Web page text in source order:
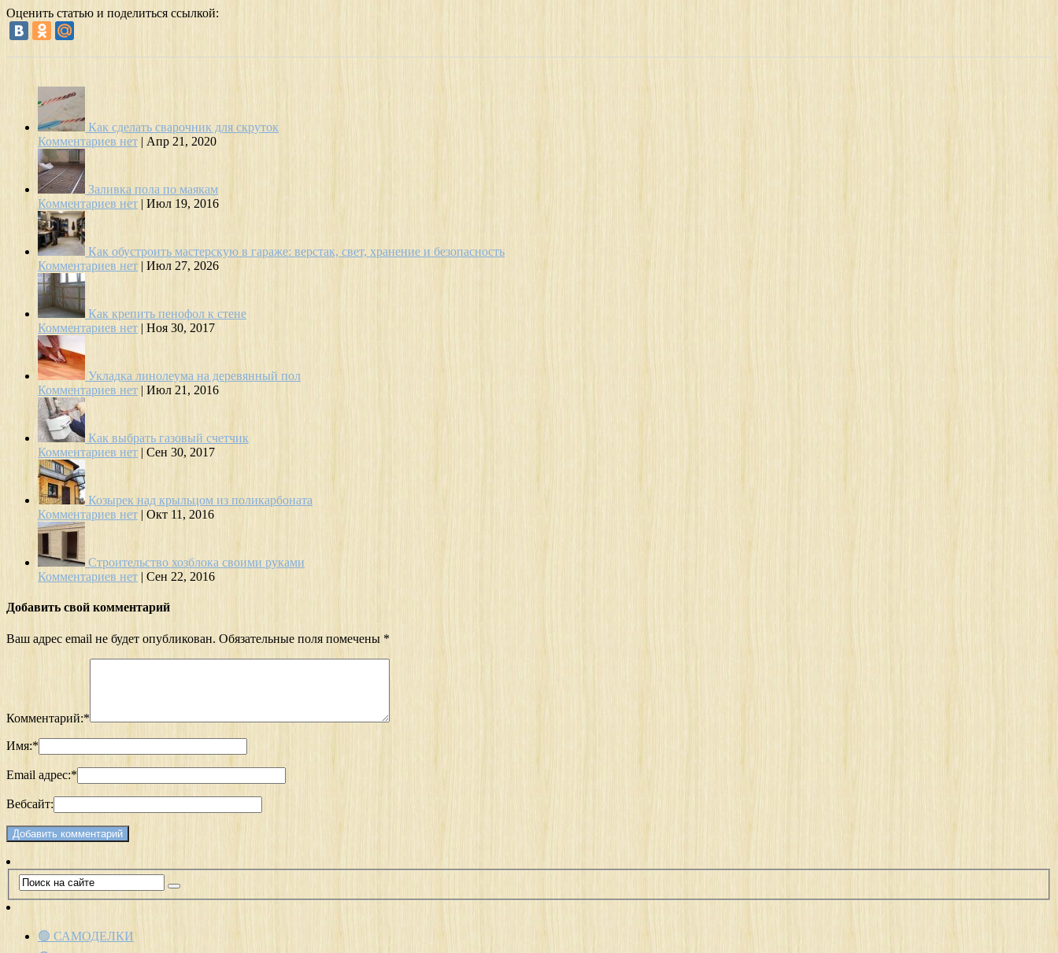
Оценить статью и поделиться ссылкой:
Как сделать сварочник для скруток
Комментариев нет | Апр 21, 2020
Заливка пола по маякам
Комментариев нет | Июл 19, 2016
Как обустроить мастерскую в гараже: верстак, свет, хранение и безопасность
Комментариев нет | Июл 27, 2026
Как крепить пенофол к стене
Комментариев нет | Ноя 30, 2017
Укладка линолеума на деревянный пол
Комментариев нет | Июл 21, 2016
Как выбрать газовый счетчик
Комментариев нет | Сен 30, 2017
Козырек над крыльцом из поликарбоната
Комментариев нет | Окт 11, 2016
Строительство хозблока своими руками
Комментариев нет | Сен 22, 2016
Добавить свой комментарий
Ваш адрес email не будет опубликован. Обязательные поля помечены *
Комментарий:*
Имя:*
Email адрес:*
Вебсайт:
🟢 САМОДЕЛКИ